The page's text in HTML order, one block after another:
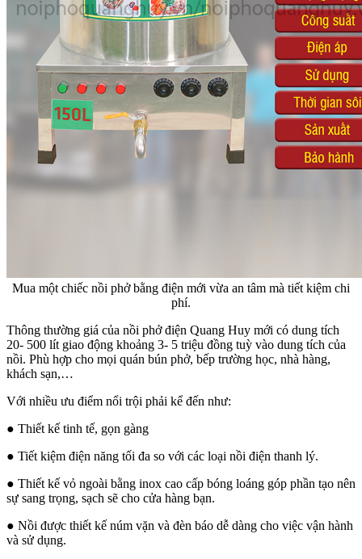
Mua một chiếc nồi phở bằng điện mới vừa an tâm mà tiết kiệm chi
phí.
Thông thường giá của nồi phở điện Quang Huy mới có dung tích
20- 500 lít giao động khoảng 3- 5 triệu đồng tuỳ vào dung tích của
nồi. Phù hợp cho mọi quán bún phở, bếp trường học, nhà hàng,
khách sạn,…
Với nhiều ưu điểm nổi trội phải kể đến như:
● Thiết kế tinh tế, gọn gàng
● Tiết kiệm điện năng tối đa so với các loại nồi điện thanh lý.
● Thiết kế vỏ ngoài bằng inox cao cấp bóng loáng góp phần tạo nên
sự sang trọng, sạch sẽ cho cửa hàng bạn.
● Nồi được thiết kế núm vặn và đèn báo dễ dàng cho việc vận hành
và sử dụng.